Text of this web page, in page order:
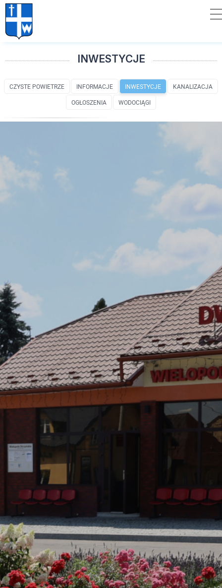
INWESTYCJE
CZYSTE POWIETRZE INFORMACJE INWESTYCJE
KANALIZACJA
OGŁOSZENIA
WODOCIĄGI